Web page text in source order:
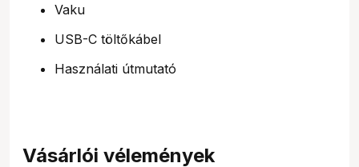
Vaku
USB-C töltőkábel
Használati útmutató
Vásárlói vélemények